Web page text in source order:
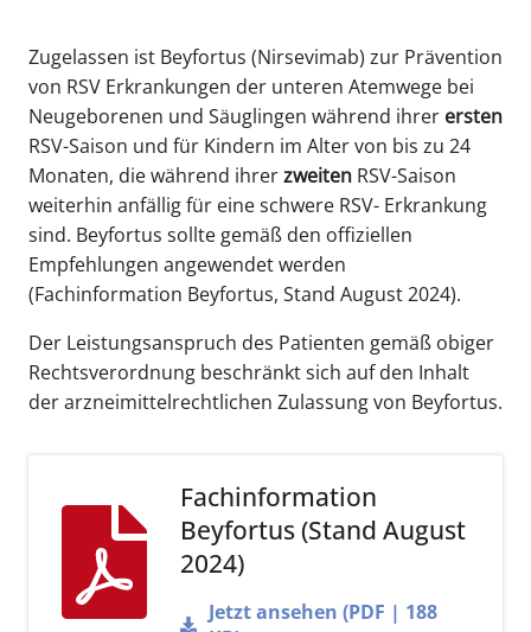
Zugelassen ist Beyfortus (Nirsevimab) zur Prävention
von RSV Erkrankungen der unteren Atemwege bei
Neugeborenen und Säuglingen während ihrer ersten
RSV-Saison und für Kindern im Alter von bis zu 24
Monaten, die während ihrerzweiten RSV-Saison
weiterhin anfällig für eine schwere RSV- Erkrankung
sind. Beyfortus sollte gemäß den offiziellen
Empfehlungen angewendet werden
(Fachinformation Beyfortus, Stand August 2024).
Der Leistungsanspruch des Patienten gemäß obiger
Rechtsverordnung beschränkt sich auf den Inhalt
der arzneimittelrechtlichen Zulassung von Beyfortus.
Fachinformation
Beyfortus (Stand August
2024)
Jetzt ansehen (PDF | 188